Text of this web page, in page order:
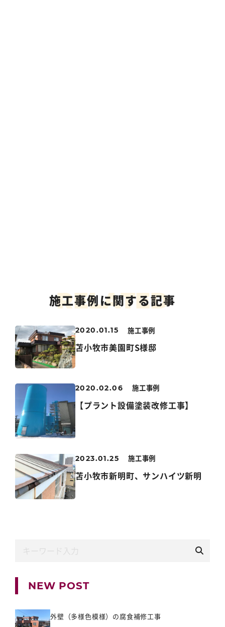
RELATED
施工事例に関する記事
2020.01.15 施工事例
苫小牧市美園町S様邸
2020.02.06 施工事例
【プラント設備塗装改修工事】
2023.01.25 施工事例
苫小牧市新明町、サンハイツ新明
NEW POST
外壁（多様色模様）の腐食補修工事